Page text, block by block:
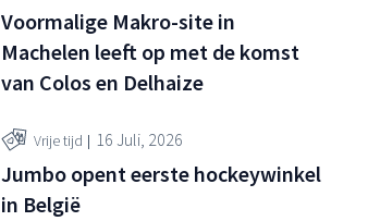
Voormalige Makro-site in
Machelen leeft op met de komst
van Colos en Delhaize
Vrije tijd 16 Juli, 2026
Jumbo opent eerste hockeywinkel
in België